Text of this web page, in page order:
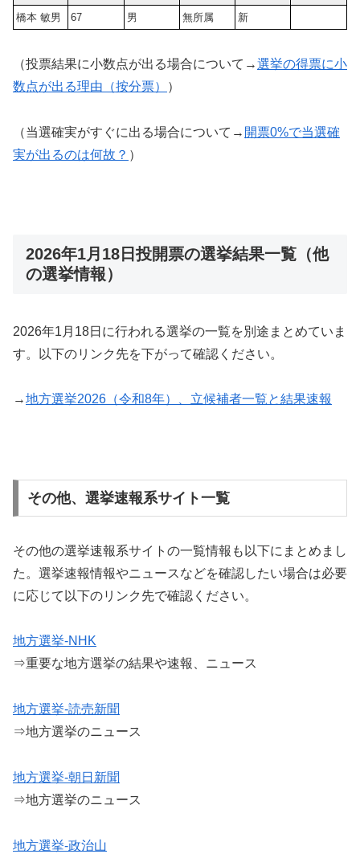
橋本 敏男
67 男 無所属 新
（投票結果に小数点が出る場合について→選挙の得票に小
数点が出る理由（按分票）
）
（当選確実がすぐに出る場合について→ 開票0%で当選確
実が出るのは何故？ ）
2026年1月18日投開票の選挙結果一覧（他
の選挙情報）
2026年1月18日に行われる選挙の一覧を別途まとめていま
す。以下のリンク先を下がって確認ください。
→地方選挙2026（令和8年）、立候補者一覧と結果速報
その他、選挙速報系サイト一覧
その他の選挙速報系サイトの一覧情報も以下にまとめまし
た。選挙速報情報やニュースなどを確認したい場合は必要
に応じて以下のリンク先で確認ください。
地方選挙-NHK
⇒重要な地方選挙の結果や速報、ニュース
地方選挙-読売新聞
⇒地方選挙のニュース
地方選挙-朝日新聞
⇒地方選挙のニュース
地方選挙-政治山